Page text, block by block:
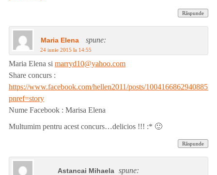
Răspunde
Maria Elena spune:
24 iunie 2015 la 14:55
Maria Elena si marryd10@yahoo.com
Share concurs :
https://www.facebook.com/hellen2011/posts/1004166862940885?
pnref=story
Nume Facebook : Marisa Elena
Multumim pentru acest concurs…delicios !!! :* 🙂
Răspunde
Astancai Mihaela spune: